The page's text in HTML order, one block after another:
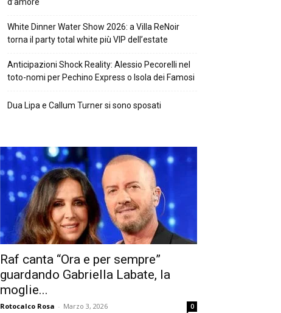
White Dinner Water Show 2026: a Villa ReNoir
torna il party total white più VIP dell’estate
Anticipazioni Shock Reality: Alessio Pecorelli nel
toto-nomi per Pechino Express o Isola dei Famosi
Dua Lipa e Callum Turner si sono sposati
Raf canta “Ora e per sempre”
guardando Gabriella Labate, la
moglie...
Rotocalco Rosa - Marzo 3, 2026 0